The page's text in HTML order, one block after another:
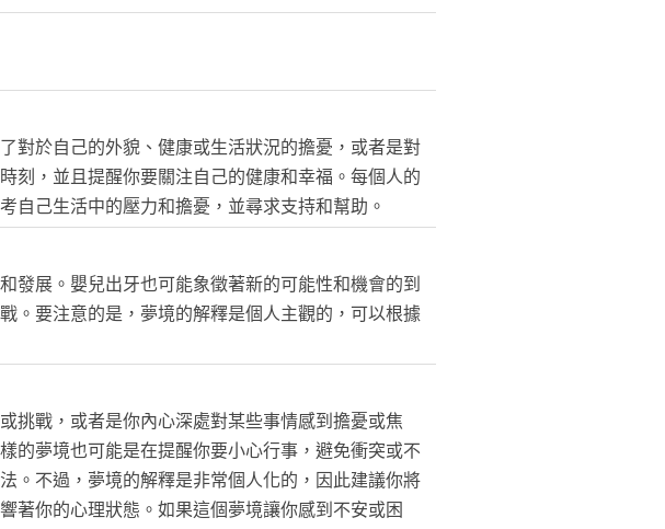
對於自己的外貌、健康或生活狀況的擔憂，或者是對
刻，並且提醒你要關注自己的健康和幸福。每個人的
自己生活中的壓力和擔憂，並尋求支持和幫助。
發展。嬰兒出牙也可能象徵著新的可能性和機會的到
。要注意的是，夢境的解釋是個人主觀的，可以根據
挑戰，或者是你內心深處對某些事情感到擔憂或焦
的夢境也可能是在提醒你要小心行事，避免衝突或不
。不過，夢境的解釋是非常個人化的，因此建議你將
著你的心理狀態。如果這個夢境讓你感到不安或困